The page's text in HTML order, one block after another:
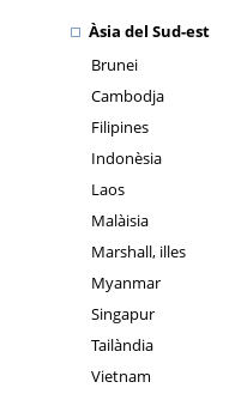
Àsia del Sud-est
Brunei
Cambodja
Filipines
Indonèsia
Laos
Malàisia
Marshall, illes
Myanmar
Singapur
Tailàndia
Vietnam